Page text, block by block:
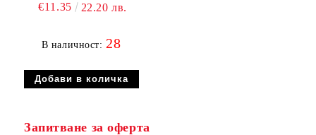
€11.35 22.20 лв.
В наличност:28
Запитване за оферта